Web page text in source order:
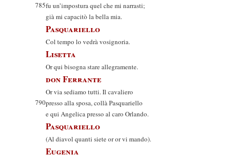
785fu un’impostura quel che mi narrasti;
già mi capacitò la bella mia.
Pasquariello
Col tempo lo vedrà vosignoria.
Lisetta
Or qui bisogna stare allegramente.
don Ferrante
Or via sediamo tutti. Il cavaliero
790presso alla sposa, collà Pasquariello
e qui Angelica presso al caro Orlando.
Pasquariello
(Al diavol quanti siete or or vi mando).
Eugenia